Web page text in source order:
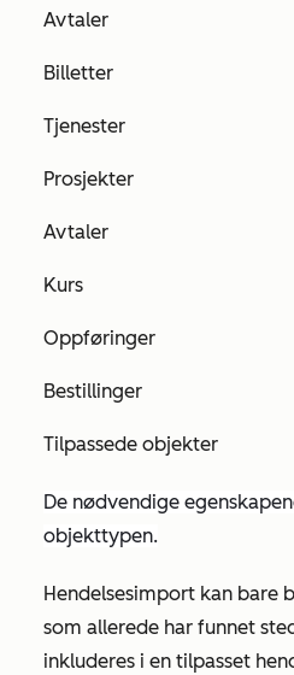
Avtaler
Billetter
Tjenester
Prosjekter
Avtaler
Kurs
Oppføringer
Bestillinger
Tilpassede objekter
De nødvendige
objekttypen.
Hendelsesimport kan bare
som allerede har funnet
inkluderes i en tilpasset